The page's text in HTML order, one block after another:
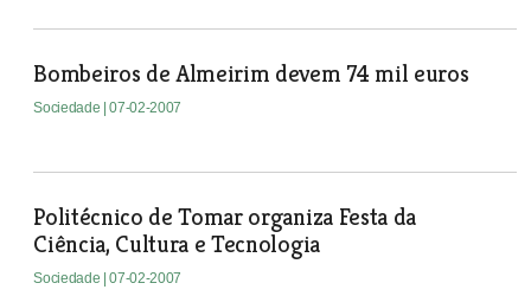
Bombeiros de Almeirim devem 74 mil euros
Sociedade | 07-02-2007
Politécnico de Tomar organiza Festa da
Ciência, Cultura e Tecnologia
Sociedade | 07-02-2007